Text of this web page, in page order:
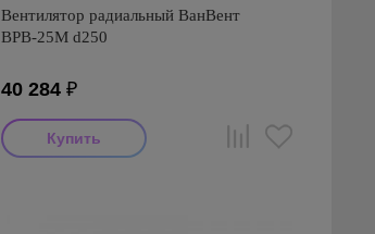
Вентилятор радиальный ВанВент
ВРВ-25М d250
40 284₽